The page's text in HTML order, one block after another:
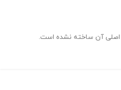
آن ساخته نشده است.